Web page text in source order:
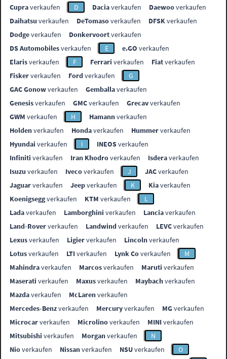
Cupraverkaufen D Daciaverkaufen Daewooverkaufen
Daihatsu verkaufen DeTomasoverkaufen DFSKverkaufen
Dodgeverkaufen Donkervoortverkaufen
DS Automobilesverkaufen E e.GO verkaufen
Elarisverkaufen F Ferrari verkaufen Fiatverkaufen
Fiskerverkaufen Fordverkaufen
G
GAC Gonowverkaufen Gemballaverkaufen
Genesisverkaufen GMCverkaufen Grecavverkaufen
GWM verkaufen H Hamannverkaufen
Holdenverkaufen Hondaverkaufen Hummerverkaufen
Hyundai verkaufen I INEOSverkaufen
Infiniti verkaufen Iran Khodroverkaufen Isderaverkaufen
Isuzu verkaufen Ivecoverkaufen J JACverkaufen
Jaguarverkaufen Jeepverkaufen K Kiaverkaufen
Koenigseggverkaufen KTM verkaufen
L
Ladaverkaufen Lamborghini verkaufen Lanciaverkaufen
Land-Roververkaufen Landwindverkaufen LEVCverkaufen
Lexusverkaufen Ligierverkaufen Lincolnverkaufen
Lotusverkaufen LTIverkaufen Lynk Coverkaufen
M
Mahindraverkaufen Marcosverkaufen Maruti verkaufen
Maserati verkaufen Maxusverkaufen Maybachverkaufen
Mazdaverkaufen McLarenverkaufen
Mercedes-Benzverkaufen Mercuryverkaufen MGverkaufen
Microcarverkaufen Microlinoverkaufen MINIverkaufen
Mitsubishi verkaufen Morganverkaufen
N
Nioverkaufen Nissanverkaufen NSUverkaufen
O